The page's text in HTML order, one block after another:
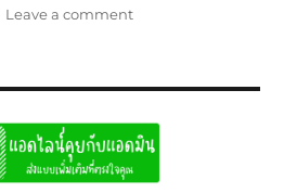
Leave a commenton
วิน
ศรีราชา
พิกัด